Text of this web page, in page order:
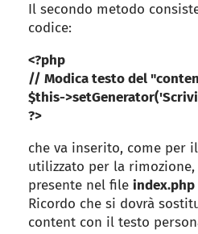
Il secondo metodo
codice:
<?php
// Modica testo del
$this-
?>
che va inserito, come per
utilizzato per la
presente nel file index.php
Ricordo che si dovrà
content con il testo